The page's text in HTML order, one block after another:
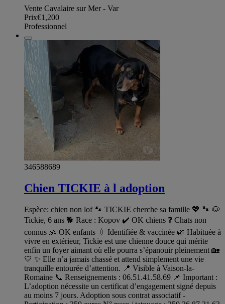
Vente Cavalaire sur Mer - Var
Prix€1,200
Professionnel
346588689
Chien TICKIE à l adoption
Espèce: chien non lof 🐾 TICKIE cherche sa famille 💖 🐾 🐶
Tickie, 6 ans 🐕 Race : Kopov ✔️ OK chiens ❓ Chats non
connus 👶 OK enfants 💉 Identifiée & vaccinée 🌿 Habituée à
vivre en extérieur, Tickie est une chienne douce qui mérite
enfin un foyer aimant où elle pourra s’épanouir pleinement 🏡
💛 ✨ Elle n’a jamais chassé et attend simplement une vie
tranquille entourée d’attention. 📍 Visible à Vaison-la-
Romaine 📞 Renseignements : 06.51.41.58.69 📌 Important :
L’adoption nécessite un certificat d’engagement signé depuis
au moins 7 jours. Adoption sous contrat associatif -